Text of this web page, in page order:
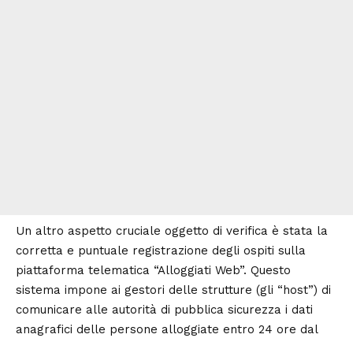
Un altro aspetto cruciale oggetto di verifica è stata la
corretta e puntuale registrazione degli ospiti sulla
piattaforma telematica “Alloggiati Web”. Questo
sistema impone ai gestori delle strutture (gli “host”) di
comunicare alle autorità di pubblica sicurezza i dati
anagrafici delle persone alloggiate entro 24 ore dal